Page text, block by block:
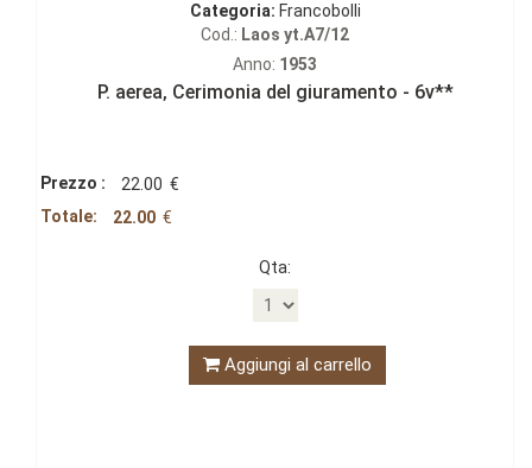
Categoria: Francobolli
Cod.: Laos yt.A7/12
Anno: 1953
P. aerea‚ Cerimonia del giuramento - 6v**
Prezzo : 22.00 €
Totale:
22.00 €
Qta:
Aggiungi al carrello